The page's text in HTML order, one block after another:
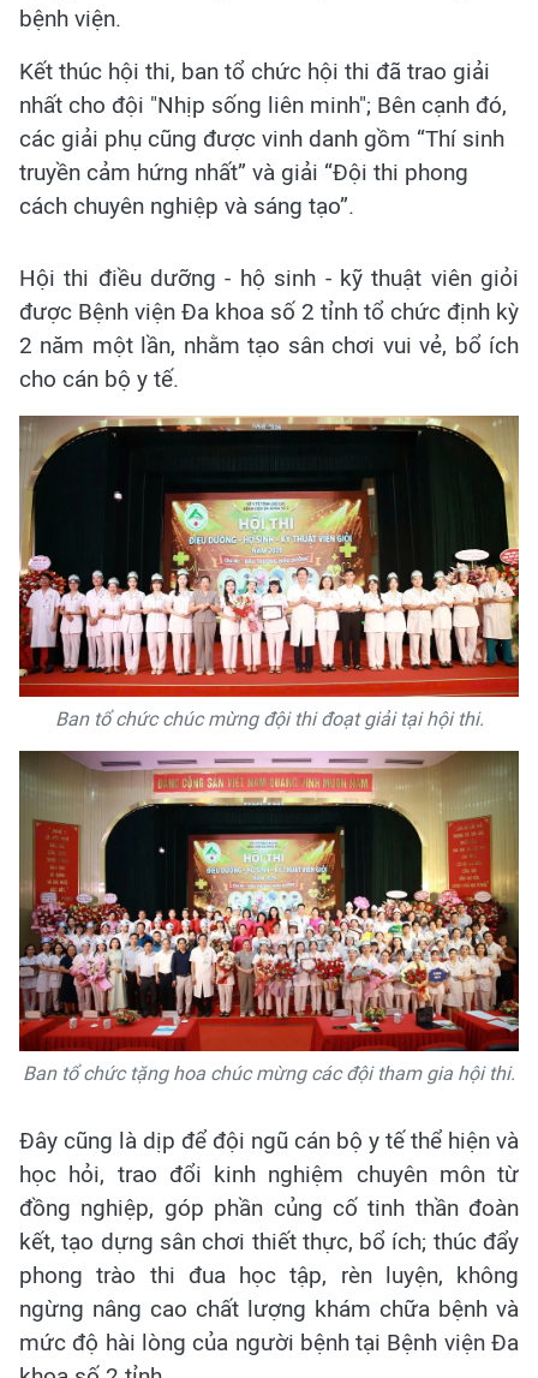
bệnh viện.
Kết thúc hội thi, ban tổ chức hội thi đã trao giải
nhất cho đội "Nhịp sống liên minh"; Bên cạnh đó,
các giải phụ cũng được vinh danh gồm “Thí sinh
truyền cảm hứng nhất” và giải “Đội thi phong
cách chuyên nghiệp và sáng tạo”.
Hội thi điều dưỡng - hộ sinh - kỹ thuật viên giỏi
được Bệnh viện Đa khoa số 2 tỉnh tổ chức định kỳ
2 năm một lần, nhằm tạo sân chơi vui vẻ, bổ ích
cho cán bộ y tế.
Ban tổ chức chúc mừng đội thi đoạt giải tại hội thi.
Ban tổ chức tặng hoa chúc mừng các đội tham gia hội thi.
Đây cũng là dịp để đội ngũ cán bộ y tế thể hiện và
học hỏi, trao đổi kinh nghiệm chuyên môn từ
đồng nghiệp, góp phần củng cố tinh thần đoàn
kết, tạo dựng sân chơi thiết thực, bổ ích; thúc đẩy
phong trào thi đua học tập, rèn luyện, không
ngừng nâng cao chất lượng khám chữa bệnh và
mức độ hài lòng của người bệnh tại Bệnh viện Đa